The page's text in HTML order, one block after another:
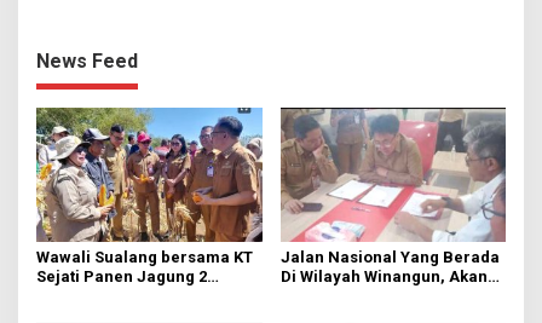
News Feed
Wawali Sualang bersama KT
Sejati Panen Jagung 2
Jalan Nasional Yang Berada
Di Wilayah Winangun, Akan